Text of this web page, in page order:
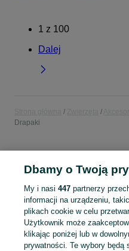
1 z 100
Dalej
Drapaki
KATEGORIA
Mapa kategorii
Dbamy o Twoją
My i nasi 447partnerzy
informacji na urządzeniu,
plikach cookie w celu
Użytkownik może
klikając poniżej lub w
prywatności. Te wybory będą